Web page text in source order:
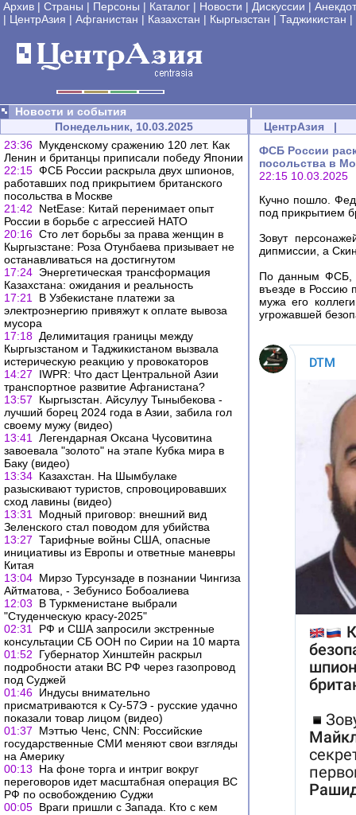
Архив | Страны | Персоны | Каталог | Новости | Дискуссии |
| ЦентрАзия | Афганистан | Казахстан | Кыргызстан | Таджикистан |
Новости и события
|
Понедельник, 10.03.2025
23:36 Мукденскому сражению 120 лет. Как
Ленин и британцы приписали победу Японии
22:15 ФСБ России раскрыла двух шпионов,
работавших под прикрытием британского
посольства в Москве
21:42
NetEase: Китай перенимает опыт
России в борьбе с агрессией НАТО
20:16 Сто лет борьбы за права женщин в
Кыргызстане: Роза Отунбаева призывает не
останавливаться на достигнутом
17:24 Энергетическая трансформация
Казахстана: ожидания и реальность
17:21
В Узбекистане платежи за
электроэнергию привяжут к оплате вывоза
мусора
17:18 Делимитация границы между
Кыргызстаном и Таджикистаном вызвала
истерическую реакцию у провокаторов
14:27
IWPR: Что даст Центральной Азии
транспортное развитие Афганистана?
13:57
Кыргызстан. Айсулуу Тыныбекова -
лучший борец 2024 года в Азии, забила гол
своему мужу (видео)
13:41
Легендарная Оксана Чусовитина
завоевала "золото" на этапe Кубка мира в
Баку (видео)
13:34 Казахстан. На Шымбулаке
разыскивают туристов, спровоцировавших
сход лавины (видео)
13:31
Модный приговор: внешний вид
Зеленского стал поводом для убийства
13:27 Тарифные войны США, опасные
инициативы из Европы и ответные маневры
Китая
13:04 Мирзо Турсунзаде в познании Чингиза
Айтматова, - Зебунисо Бобоалиева
12:03
В Туркменистане выбрали
"Студенческую красу-2025"
02:31
РФ и США запросили экстренные
консультации СБ ООН по Сирии на 10 марта
01:52
Губернатор Хинштейн раскрыл
подробности атаки ВС РФ через газопровод
под Суджей
01:46 Индусы внимательно
присматриваются к Су-57Э - русские удачно
показали товар лицом (видео)
01:37
Мэттью Ченс, CNN: Российские
государственные СМИ меняют свои взгляды
на Америку
00:13
На фоне торга и интриг вокруг
переговоров идет масштабная операция ВС
РФ по освобождению Суджи
00:05 Враги пришли с Запада. Кто с кем
ЦентрАзия |
ФСБ России
посольства в
22:15 10.03.2025
Кучно пошло.
под прикрытием
Зовут
дипмиссии, а
По данным ФСБ,
въезде в Россию
мужа его
угрожавшей